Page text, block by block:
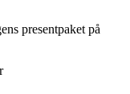
presentpaket på